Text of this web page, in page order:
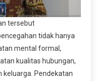
tersebut
tidak hanya
mental formal,
kualitas hubungan,
keluarga. Pendekatan